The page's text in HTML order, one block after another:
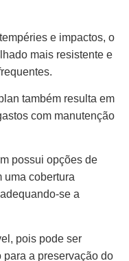
e impactos, o
mais resistente e
também resulta em
com manutenção
possui opções de
uma cobertura
se a
pois pode ser
a preservação do